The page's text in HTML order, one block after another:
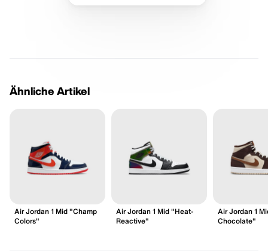
Ähnliche Artikel
Air Jordan 1 Mid "Champ
Colors"
Air Jordan 1 Mid "Heat-
Reactive"
Air Jordan 1
Chocolate"